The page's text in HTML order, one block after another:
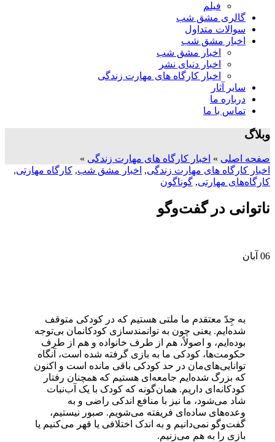
فیلم
گالری مشق شب
سوالات متداول
اخبار مشق شب
اخبار مشق شب
اخبار دنیای نشر
اخبار کارگاه های مهارت زندگی
سایر آثار
درباره ما
تماس با ما
وبلاگ
صفحه اصلی » اخبار کارگاه های مهارت زندگی »
اخبار کارگاه های مهارت زندگی, اخبار مشق شب, کارگاه مهارتی,
کارگاه‌های مهارتی, گوناگون
ناتوانی در گفت‌وگو
06 آبان
به جِدّ معتقدم ما ملتی هستیم که در کودکی متوقف
شده‌ایم. یعنی چون به توانمندسازی کودکانمان بی‌توجه
بوده‌ایم، و اصولاً، هم از طرف خانواده و هم از طرف
حکومت‌ها، کودکی ما به بازی گرفته شده است، آنگاه
توانایی‌های‌مان در حد کودکی باقی مانده‌ است و اکنون
که بزرگ شده‌ایم جامعه‌ای هستیم که همچنان رفتار
کودکانه‌ای داریم. همان‌گونه که کودک با یک آب‌نبات
شاد می‌شود، ما نیز با منافع اندکی راضی و به
وعده‌های ساده‌ای فریفته‌ ‌می‌شویم. صبور نیستیم،
گفت‌وگو نمی‌دانیم و به اندک اختلافی یا قهر می‌کنیم یا
بازی را به هم می‌زنیم.